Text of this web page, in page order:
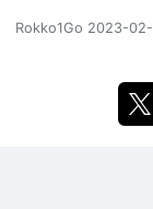
Rokko1Go 2023-